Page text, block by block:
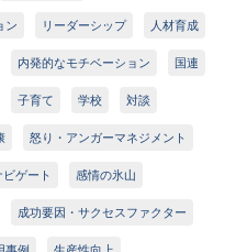
ン リーダーシップ 人材育成
内発的なモチベーション 国連
子育て 学校 対談
怒り・アンガーマネジメント
ゲート 感情の氷山
成功要因・サクセスファクター